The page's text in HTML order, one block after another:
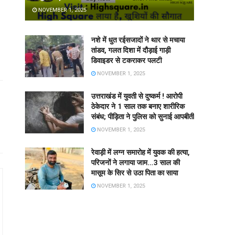
NOVEMBER 1, 2025
नशे में धुत रईसजादों ने थार से मचाया
तांडव, गलत दिशा में दौड़ाई गाड़ी
डिवाइडर से टकराकर पलटी
NOVEMBER 1, 2025
उत्तराखंड में युवती से दुष्कर्म ! आरोपी
ठेकेदार ने 1 साल तक बनाए शारीरिक
संबंध; पीड़िता ने पुलिस को सुनाई आपबीती
NOVEMBER 1, 2025
रेवाड़ी में लग्न समारोह में युवक की हत्या,
परिजनों ने लगाया जाम…3 साल की
मासूम के सिर से उठा पिता का साया
NOVEMBER 1, 2025